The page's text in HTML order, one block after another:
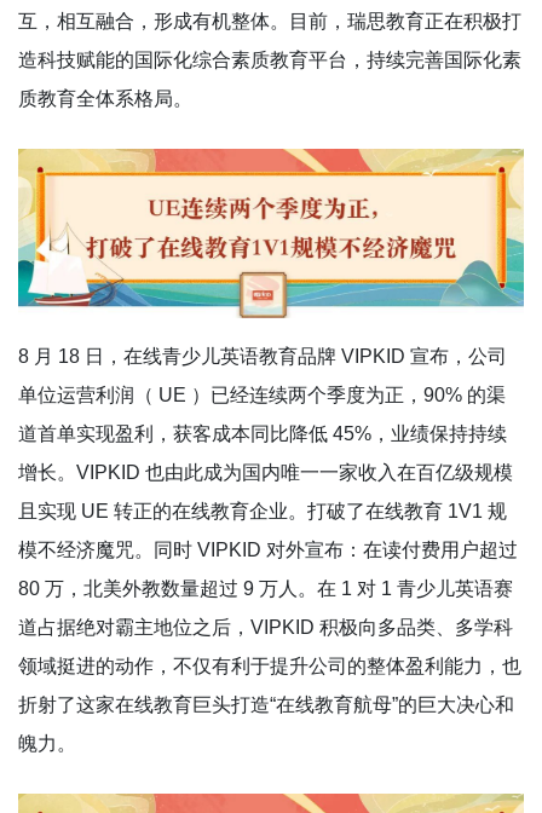
互，相互融合，形成有机整体。目前，瑞思教育正在积极打
造科技赋能的国际化综合素质教育平台，持续完善国际化素
质教育全体系格局。
8 月 18 日，在线青少儿英语教育品牌 VIPKID 宣布，公司
单位运营利润（ UE ）已经连续两个季度为正，90% 的渠
道首单实现盈利，获客成本同比降低 45%，业绩保持持续
增长。VIPKID 也由此成为国内唯一一家收入在百亿级规模
且实现 UE 转正的在线教育企业。打破了在线教育 1V1 规
模不经济魔咒。同时 VIPKID 对外宣布：在读付费用户超过
80 万，北美外教数量超过 9 万人。在 1 对 1 青少儿英语赛
道占据绝对霸主地位之后，VIPKID 积极向多品类、多学科
领域挺进的动作，不仅有利于提升公司的整体盈利能力，也
折射了这家在线教育巨头打造“在线教育航母”的巨大决心和
魄力。